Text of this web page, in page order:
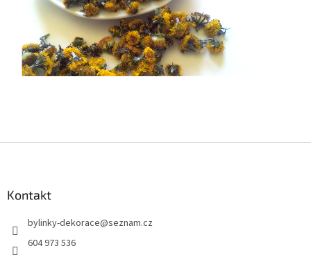
Kontakt
bylinky-dekorace@seznam.cz
604 973 536